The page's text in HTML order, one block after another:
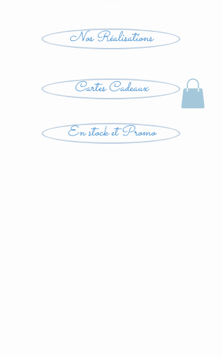
Nos Réalisations
Cartes Cadeaux
En stock et Promo